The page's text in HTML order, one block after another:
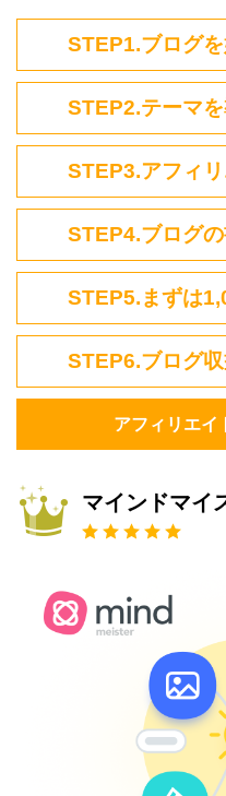
STEP1.ブログ
STEP2.テーマ
STEP3.アフィ
STEP4.ブログ
STEP5.まずは
STEP6.ブログ
アフィリエイ
マインドマイ